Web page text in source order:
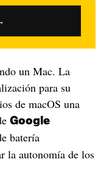
un Mac. La
para su
de macOS una
Google
batería
la autonomía de los